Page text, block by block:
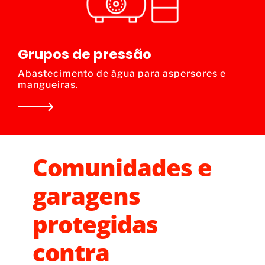
Grupos de pressão
Abastecimento de água para aspersores e
mangueiras.
Comunidades e
garagens
protegidas
contra